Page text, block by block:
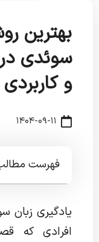
بهترین
سوئدی
و کاربردی
۱۴۰۴-۰۹-۱۱
فهرست مطالب
یادگیری زبان
افرادی که